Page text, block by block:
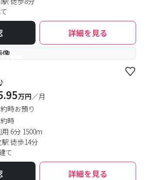
詳細を見る
待ち
万円／月
時お預り
時
6分 1500m
徒歩14分
て
詳細を見る